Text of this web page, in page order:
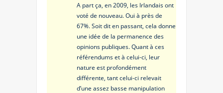
A part ça, en 2009, les Irlandais ont
voté de nouveau. Oui à près de
67%. Soit dit en passant, cela donne
une idée de la permanence des
opinions publiques. Quant à ces
référendums et à celui-ci, leur
nature est profondément
différente, tant celui-ci relevait
d’une assez basse manipulation